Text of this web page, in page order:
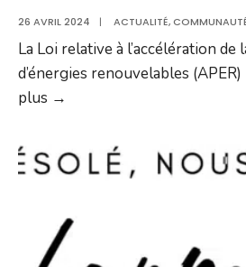
26 AVRIL 2024 | ACTUALITÉ,
La Loi relative à l’accélération de
d’énergies renouvelables
plus →
sur
Zones